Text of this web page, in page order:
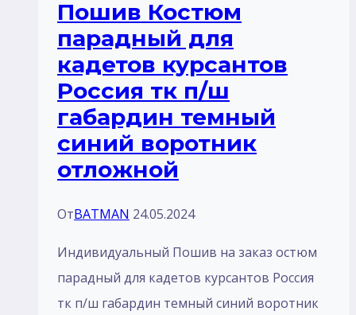
Пошив Костюм
парадный для
кадетов курсантов
Россия тк п/ш
габардин темный
синий воротник
отложной
ОтBATMAN 24.05.2024
Индивидуальный Пошив на заказ остюм
парадный для кадетов курсантов Россия
тк п/ш габардин темный синий воротник